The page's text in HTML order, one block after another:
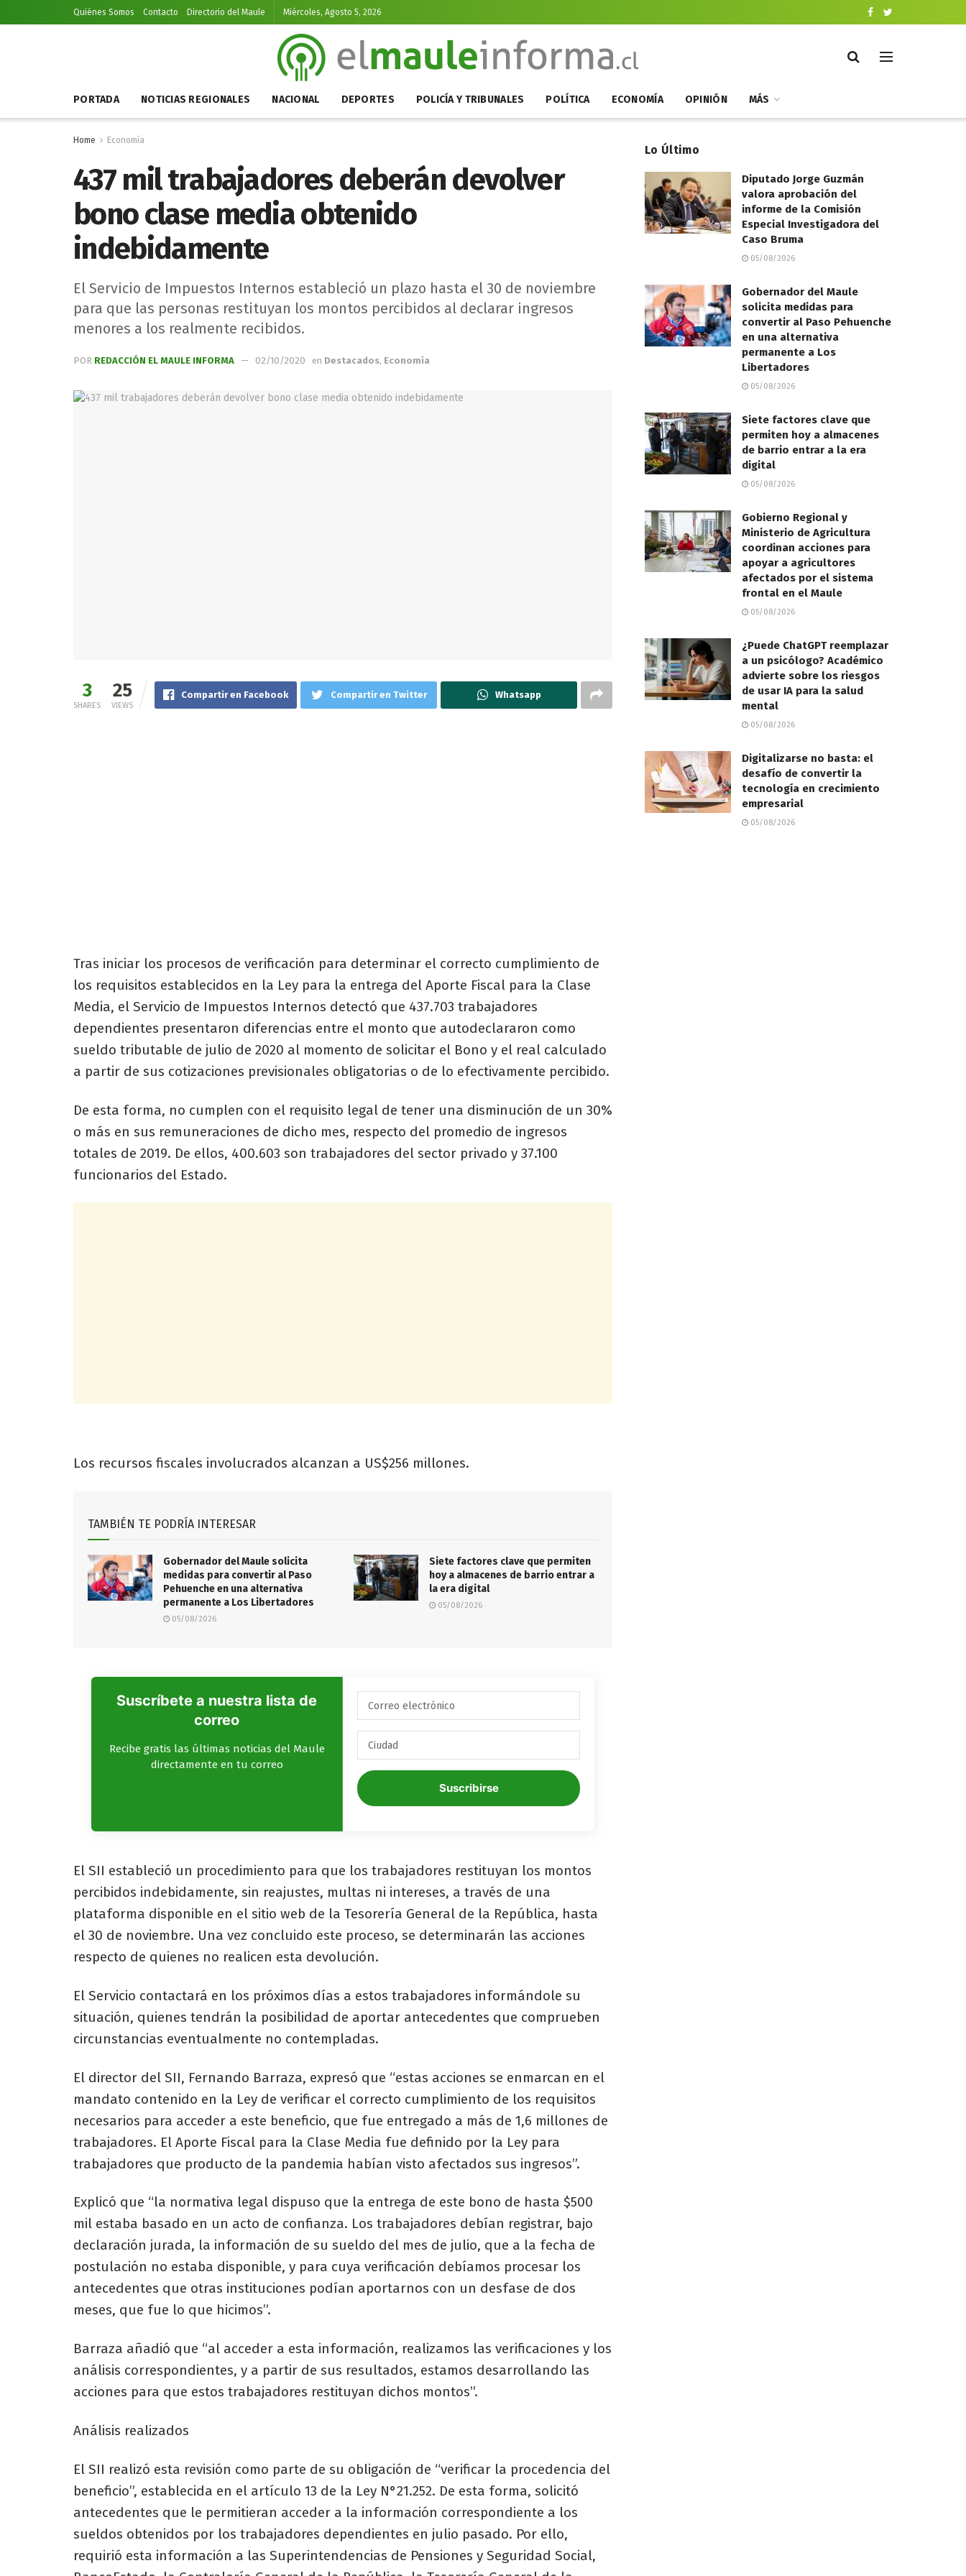
Quiénes Somos Contacto Directorio del Maule Miércoles, Agosto 5, 2026
PORTADA NOTICIAS REGIONALES NACIONAL DEPORTES POLICÍA Y TRIBUNALES POLÍTICA ECONOMÍA OPINIÓN MÁS
Home Economía
437 mil trabajadores deberán devolver
bono clase media obtenido
indebidamente
El Servicio de Impuestos Internos estableció un plazo hasta el 30 de noviembre
para que las personas restituyan los montos percibidos al declarar ingresos
menores a los realmente recibidos.
POR REDACCIÓN EL MAULE INFORMA 02/10/2020 en Destacados, Economía
3
SHARES
25
VIEWS
Compartir en Facebook Compartir en Twitter Whatsapp
Tras iniciar los procesos de verificación para determinar el correcto cumplimiento de
los requisitos establecidos en la Ley para la entrega del Aporte Fiscal para la Clase
Media, el Servicio de Impuestos Internos detectó que 437.703 trabajadores
dependientes presentaron diferencias entre el monto que autodeclararon como
sueldo tributable de julio de 2020 al momento de solicitar el Bono y el real calculado
a partir de sus cotizaciones previsionales obligatorias o de lo efectivamente percibido.
De esta forma, no cumplen con el requisito legal de tener una disminución de un 30%
o más en sus remuneraciones de dicho mes, respecto del promedio de ingresos
totales de 2019. De ellos, 400.603 son trabajadores del sector privado y 37.100
funcionarios del Estado.
Los recursos fiscales involucrados alcanzan a US$256 millones.
TAMBIÉN TE PODRÍA INTERESAR
Gobernador del Maule solicita
medidas para convertir al Paso
Pehuenche en una alternativa
permanente a Los Libertadores
05/08/2026
Siete factores clave que permiten
hoy a almacenes de barrio entrar a
la era digital
05/08/2026
Suscríbete a nuestra lista de
correo
Recibe gratis las últimas noticias del Maule
directamente en tu correo
Suscribirse
El SII estableció un procedimiento para que los trabajadores restituyan los montos
percibidos indebidamente, sin reajustes, multas ni intereses, a través de una
plataforma disponible en el sitio web de la Tesorería General de la República, hasta
el 30 de noviembre. Una vez concluido este proceso, se determinarán las acciones
respecto de quienes no realicen esta devolución.
El Servicio contactará en los próximos días a estos trabajadores informándole su
situación, quienes tendrán la posibilidad de aportar antecedentes que comprueben
circunstancias eventualmente no contempladas.
El director del SII, Fernando Barraza, expresó que “estas acciones se enmarcan en el
mandato contenido en la Ley de verificar el correcto cumplimiento de los requisitos
necesarios para acceder a este beneficio, que fue entregado a más de 1,6 millones de
trabajadores. El Aporte Fiscal para la Clase Media fue definido por la Ley para
trabajadores que producto de la pandemia habían visto afectados sus ingresos”.
Explicó que “la normativa legal dispuso que la entrega de este bono de hasta $500
mil estaba basado en un acto de confianza. Los trabajadores debían registrar, bajo
declaración jurada, la información de su sueldo del mes de julio, que a la fecha de
postulación no estaba disponible, y para cuya verificación debíamos procesar los
antecedentes que otras instituciones podían aportarnos con un desfase de dos
meses, que fue lo que hicimos”.
Barraza añadió que “al acceder a esta información, realizamos las verificaciones y los
análisis correspondientes, y a partir de sus resultados, estamos desarrollando las
acciones para que estos trabajadores restituyan dichos montos”.
Análisis realizados
El SII realizó esta revisión como parte de su obligación de “verificar la procedencia del
beneficio”, establecida en el artículo 13 de la Ley N°21.252. De esta forma, solicitó
antecedentes que le permitieran acceder a la información correspondiente a los
sueldos obtenidos por los trabajadores dependientes en julio pasado. Por ello,
requirió esta información a las Superintendencias de Pensiones y Seguridad Social,
Lo Último
Diputado Jorge Guzmán
valora aprobación del
informe de la Comisión
Especial Investigadora del
Caso Bruma
05/08/2026
Gobernador del Maule
solicita medidas para
convertir al Paso Pehuenche
en una alternativa
permanente a Los
Libertadores
05/08/2026
Siete factores clave que
permiten hoy a almacenes
de barrio entrar a la era
digital
05/08/2026
Gobierno Regional y
Ministerio de Agricultura
coordinan acciones para
apoyar a agricultores
afectados por el sistema
frontal en el Maule
05/08/2026
¿Puede ChatGPT reemplazar
a un psicólogo? Académico
advierte sobre los riesgos
de usar IA para la salud
mental
05/08/2026
Digitalizarse no basta: el
desafío de convertir la
tecnología en crecimiento
empresarial
05/08/2026